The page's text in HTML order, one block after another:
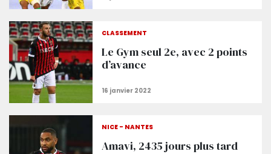
CLASSEMENT
Le Gym seul 2e, avec 2 points
d’avance
NICE - NANTES
Amavi, 2435 jours plus tard